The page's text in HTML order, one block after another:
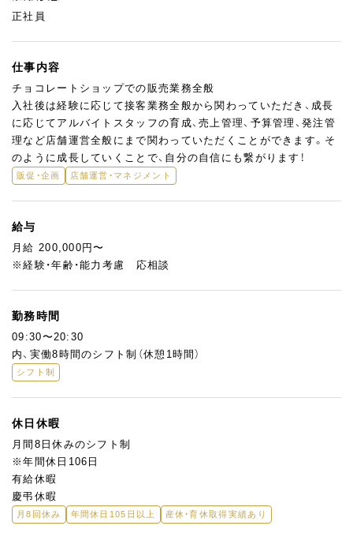
正社員
仕事内容
チョコレートショップでの販売業務全般
入社後は経験に応じて接客業務全般から関わっていただき、成長
に応じてアルバイトスタッフの育成、売上管理、予算管理、発注管
理など店舗運営全般にまで関わっていただくことができます。そ
のように成長していくことで、自分の自信にも繋がります！
販促・企画 店舗運営・マネジメント
給与
月給 200,000円〜
※経験・年齢・能力考慮 応相談
勤務時間
09:30〜20:30
内、実働8時間のシフト制（休憩1時間）
シフト制
休日休暇
月間8日休みのシフト制
※年間休日106日
有給休暇
慶弔休暇
月8回休み 年間休日105日以上 産休・育休取得実績あり